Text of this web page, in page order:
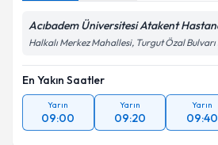
Takvim Talebini
Acıbadem Üniversitesi Atakent
Halkalı Merkez Mahallesi, Turgut Özal
En Yakın Saatler
Yarın
09:00
Yarın
09:20
Yarın
09:40